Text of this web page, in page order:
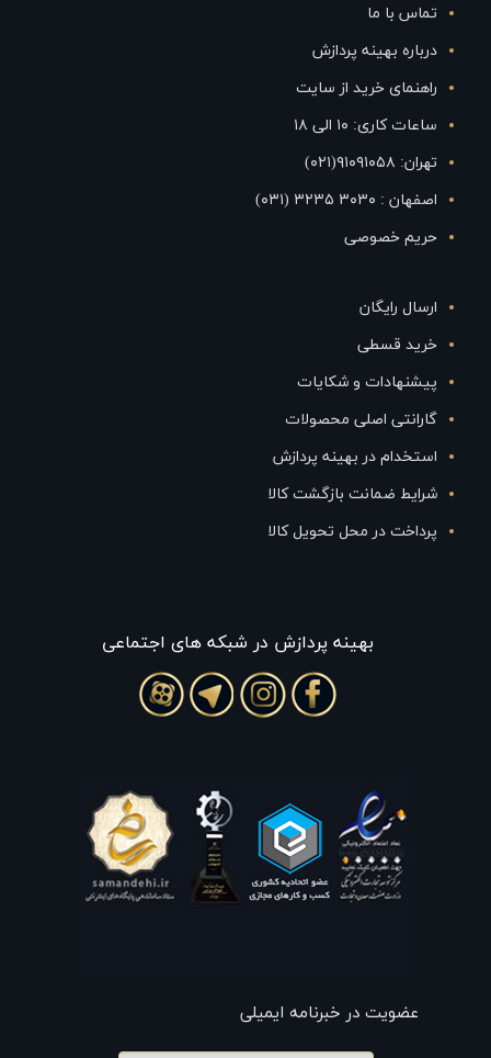
تماس با ما
درباره بهینه پردازش
راهنمای خرید از سایت
ساعات کاری: ۱۰ الی ۱۸
تهران: ۹۱۰۹۱۰۵۸(۰۲۱)
اصفهان : ۳۰۳۰ ۳۲۳۵ (۰۳۱)
حریم خصوصی
ارسال رایگان
خرید قسطی
پیشنهادات و شکایات
گارانتی اصلی محصولات
استخدام در بهینه پردازش
شرایط ضمانت بازگشت کالا
پرداخت در محل تحویل کالا
بهينه پردازش در شبکه های اجتماعی
عضویت در خبرنامه ایمیلی